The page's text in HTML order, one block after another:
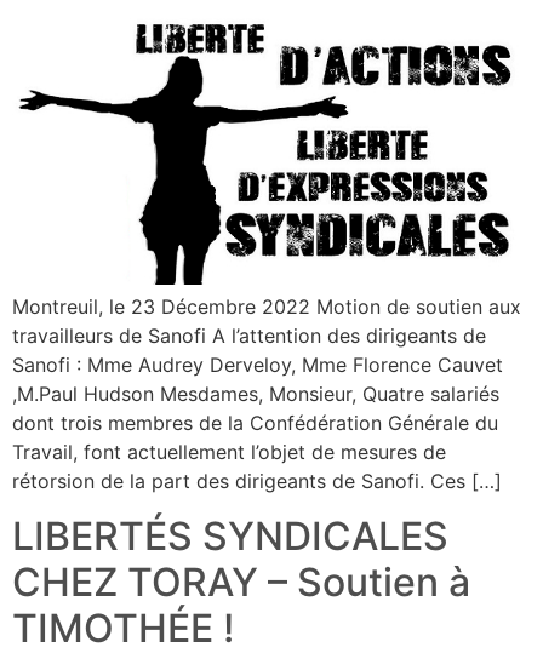
Montreuil, le 23 Décembre 2022 Motion de soutien aux
travailleurs de Sanofi A l’attention des dirigeants de
Sanofi : Mme Audrey Derveloy, Mme Florence Cauvet
,M.Paul Hudson Mesdames, Monsieur, Quatre salariés
dont trois membres de la Confédération Générale du
Travail, font actuellement l’objet de mesures de
rétorsion de la part des dirigeants de Sanofi. Ces […]
LIBERTÉS SYNDICALES
CHEZ TORAY – Soutien à
TIMOTHÉE !